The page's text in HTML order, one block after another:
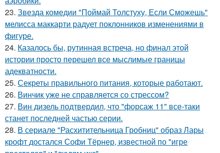
23. Звезда комедии "Поймай Толстуху, Если Сможешь"
мелисса маккарти радует поклонников изменениями в
фигуре.
24. Казалось бы, рутинная встреча, но финал этой
истории просто перешел все мыслимые границы
адекватности.
25. Секреты правильного питания, которые работают.
26. Винчик уже не справляется со стрессом?
27. Вин дизель подтвердил, что "форсаж 11" все-таки
станет последней частью серии.
28. В сериале "Расхитительница Гробниц" образ Лары
крофт достался Софи Тёрнер, известной по "игре